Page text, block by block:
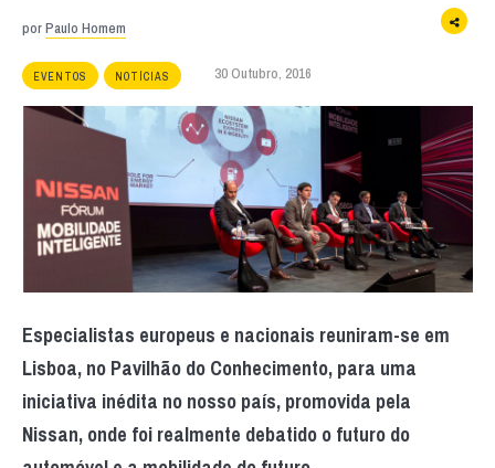
porPaulo Homem
EVENTOS NOTÍCIAS 30 Outubro, 2016
Especialistas europeus e nacionais reuniram-se em
Lisboa, no Pavilhão do Conhecimento, para uma
iniciativa inédita no nosso país, promovida pela
Nissan, onde foi realmente debatido o futuro do